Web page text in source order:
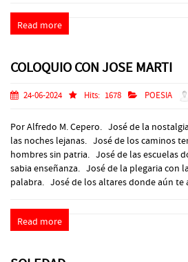
Read more
COLOQUIO CON JOSE MARTI
24-06-2024 Hits: 1678 POESIA
Por Alfredo M. Cepero. José de la
las noches lejanas. José de los caminos
hombres sin patria. José de las escuelas
sabia enseñanza. José de la plegaria con
palabra. José de los altares donde aún te
Read more